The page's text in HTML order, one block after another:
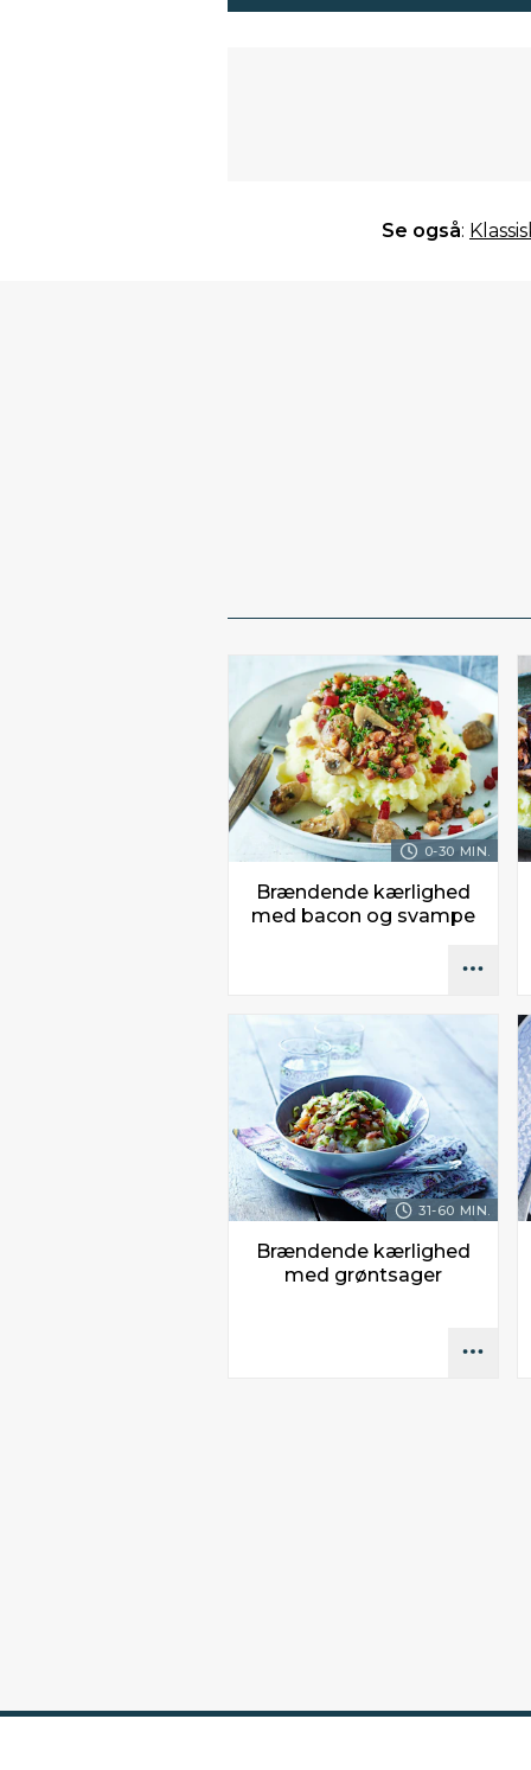
Se også:
0-30 MIN.
Brændende kærlighed
med bacon og svampe
31-60 MIN.
Brændende kærlighed
med grøntsager